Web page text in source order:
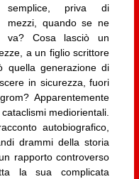
semplice, priva di
mezzi, quando se ne
va? Cosa lasciò un
a un figlio scrittore
quella generazione di
in sicurezza, fuori
Apparentemente
mediorientali.
autobiografico,
drammi della storia
rapporto controverso
la sua complicata